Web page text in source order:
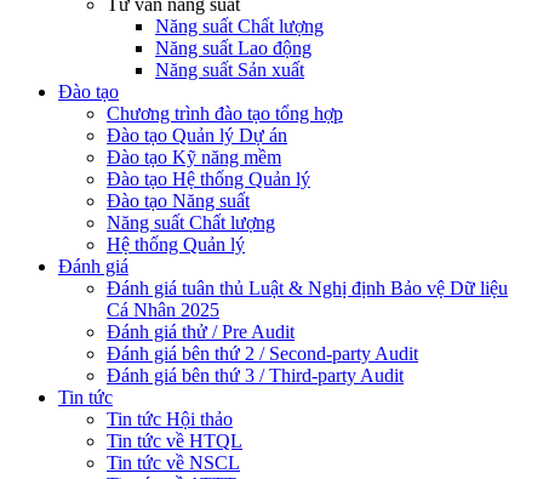
Tư vấn năng suất
Năng suất Chất lượng
Năng suất Lao động
Năng suất Sản xuất
Đào tạo
Chương trình đào tạo tổng hợp
Đào tạo Quản lý Dự án
Đào tạo Kỹ năng mềm
Đào tạo Hệ thống Quản lý
Đào tạo Năng suất
Năng suất Chất lượng
Hệ thống Quản lý
Đánh giá
Đánh giá tuân thủ Luật & Nghị định Bảo vệ Dữ liệu
Cá Nhân 2025
Đánh giá thử / Pre Audit
Đánh giá bên thứ 2 / Second-party Audit
Đánh giá bên thứ 3 / Third-party Audit
Tin tức
Tin tức Hội thảo
Tin tức về HTQL
Tin tức về NSCL